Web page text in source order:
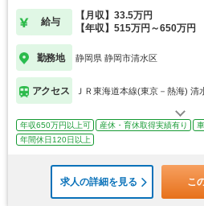
給与
【月収】33.5万円
【年収】515万円～650万円
勤務地 静岡県 静岡市清水区
アクセス ＪＲ東海道本線(東京－熱海) 清
年収650万円以上可 産休・育休取得実績有り
年間休日120日以上
求人の詳細を見る こ